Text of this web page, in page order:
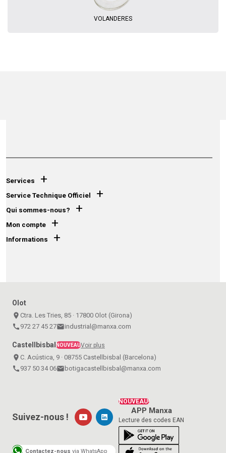
Créer une liste d'envies
((cancelText))
VOLANDERES
Services +
Service Technique Officiel +
Qui sommes-nous? +
Mon compte +
Informations +
Olot
place Ctra. Les Tries, 85 · 17800 Olot (Girona)
call 972 27 45 27emailindustrial@manxa.com
Castellbisbal NOUVEAUVoir plus
place C. Acústica, 9 · 08755 Castellbisbal (Barcelona)
call 937 50 34 06email botigacastellbisbal@manxa.com
NOUVEAU!
APP Manxa
Lecture des codes EAN
Suivez-nous !
Contactez-nous via WhatsApp